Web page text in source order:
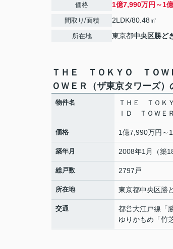
価格 1億7,990万円～1
間取り/面積 2LDK/80.48㎡
所在地 東京都中央区勝ど
ＴＨＥ ＴＯＫＹＯ ＴＯ
ＯＷＥＲ（ザ東京タワーズ）
物件名
ＴＨＥ ＴＯＫ
ＩＤ ＴＯＷＥ
価格 1億7,990万円～
築年月 2008年1月（築
総戸数 2797戸
所在地 東京都中央区勝
交通 都営大江戸線 「
ゆりかもめ 「竹